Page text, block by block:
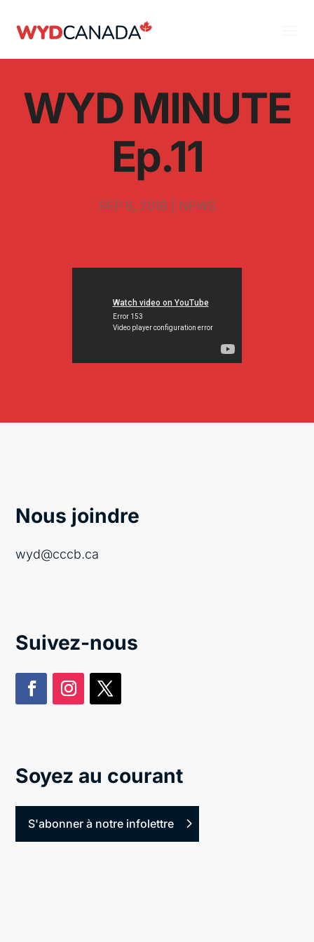
WYD MINUTE
Ep.11
SEP 6, 2018 NEWS
Nous joindre
wyd@cccb.ca
Suivez-nous
Soyez au courant
S'abonner à notre infolettre